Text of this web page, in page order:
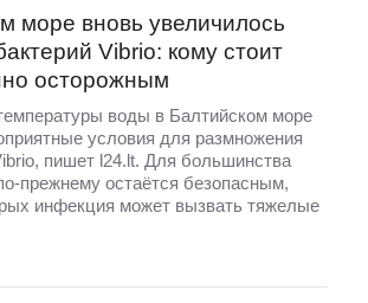
море вновь увеличилось
Vibrio: кому стоит
осторожным
воды в Балтийском море
условия для размножения
пишет l24.lt. Для большинства
прежнему остаётся безопасным,
инфекция может вызвать тяжелые